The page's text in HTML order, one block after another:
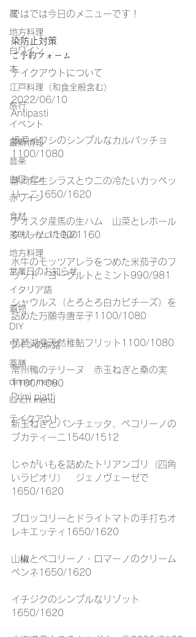
器
地方料理
白ワイン
本
江戸料理（和食全般含む）
旅行
イベント
最新情報
音楽
白ワイン
赤ワイン
食材
美味しかったもの
地方料理
営業日のお知らせ
イタリア語
着物
DIY
ワインの旅路
薬膳
dinner menu
lunch menu
テイクアウト
ではでは今日のメニューです！
染防止対策
ご予約フォーム
テイクアウトについて
2022/06/10
Antipasti
境産イワシのシンプルなカルパッチョ
1100/1080
静岡産生シラスとウニの冷たいカッペッ
リーニ1650/1620
アオスタ産馬の生ハム　山菜とレホール
クリーム1100/1160
水牛のモッツアレラをつめた米茄子のフ
リット　ヨーグルトとミント990/981
シャウルス（とろとろ白カビチーズ）を
詰めた万願寺唐辛子1100/1080
琵琶湖産天然稚鮎フリット1100/1080
常州鴨のテリーヌ　赤玉ねぎと桑の実
1100/1080
Primi piatti
新玉ねぎとパンチェッタ、ペコリーノの
ブカティーニ1540/1512
じゃがいもを詰めたトリアンゴリ（四角
いラビオリ）　ジェノヴェーゼで
1650/1620
ブロッコリーとドライトマトの手打ちオ
レキエッティ1650/1620
山椒とペコリーノ・ロマーノのクリーム
ペンネ1650/1620
イチジクのシンプルなリゾット
1650/1620